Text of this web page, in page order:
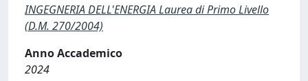
INGEGNERIA DELL'ENERGIA Laurea di Primo Livello
(D.M. 270/2004)
Anno Accademico
2024